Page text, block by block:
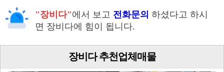
"장비다"에서 보고 전화문의 하셨다고 하시
면 장비다에 힘이 됩니다.
장비다 추천업체매물